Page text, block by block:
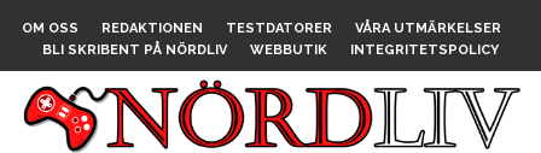
OM OSS REDAKTIONEN TESTDATORER
VÅRA UTMÄRKELSER
BLI SKRIBENT PÅ NÖRDLIV
WEBBUTIK INTEGRITETSPOLICY